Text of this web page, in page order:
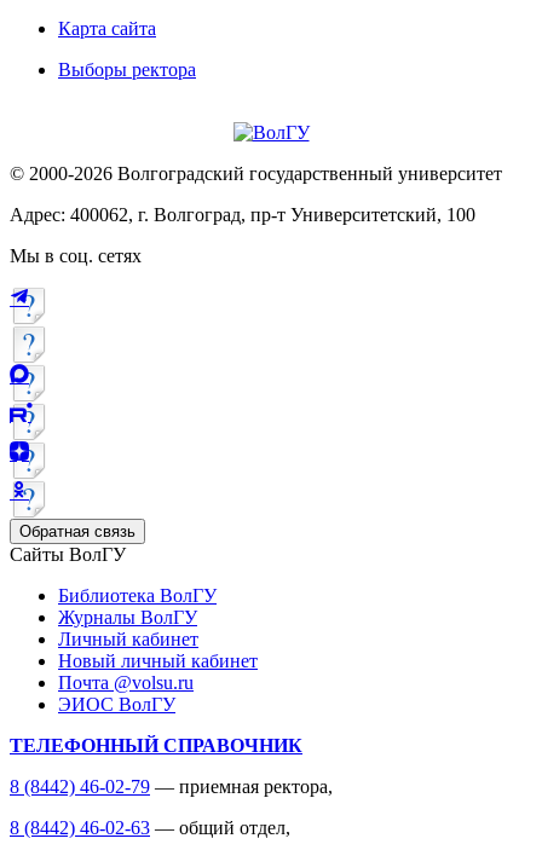
Карта сайта
Выборы ректора
© 2000-2026 Волгоградский государственный университет
Адрес: 400062, г. Волгоград, пр-т Университетский, 100
Мы в соц. сетях
Обратная связь
Сайты ВолГУ
Библиотека ВолГУ
Журналы ВолГУ
Личный кабинет
Новый личный кабинет
Почта @volsu.ru
ЭИОС ВолГУ
ТЕЛЕФОННЫЙ СПРАВОЧНИК
8 (8442) 46-02-79 — приемная ректора,
8 (8442) 46-02-63 — общий отдел,